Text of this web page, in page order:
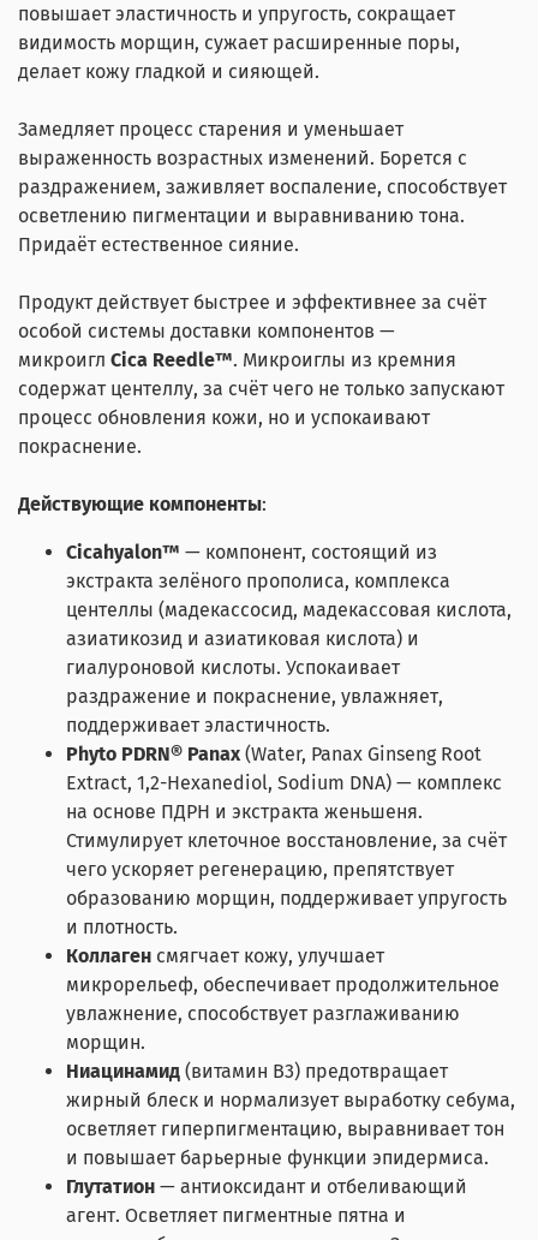
повышает эластичность и упругость, сокращает
видимость морщин, сужает расширенные поры,
делает кожу гладкой и сияющей.
Замедляет процесс старения и уменьшает
выраженность возрастных изменений. Борется с
раздражением, заживляет воспаление, способствует
осветлению пигментации и выравниванию тона.
Придаёт естественное сияние.
Продукт действует быстрее и эффективнее за счёт
особой системы доставки компонентов —
микроигл Cica Reedle™. Микроиглы из кремния
содержат центеллу, за счёт чего не только запускают
процесс обновления кожи, но и успокаивают
покраснение.
Действующие компоненты:
Cicahyalon™ — компонент, состоящий из
экстракта зелёного прополиса, комплекса
центеллы (мадекассосид, мадекассовая кислота,
азиатикозид и азиатиковая кислота) и
гиалуроновой кислоты. Успокаивает
раздражение и покраснение, увлажняет,
поддерживает эластичность.
Phyto PDRN® Panax (Water, Panax Ginseng Root
Extract, 1,2-Hexanediol, Sodium DNA) — комплекс
на основе ПДРН и экстракта женьшеня.
Стимулирует клеточное восстановление, за счёт
чего ускоряет регенерацию, препятствует
образованию морщин, поддерживает упругость
и плотность.
Коллаген смягчает кожу, улучшает
микрорельеф, обеспечивает продолжительное
увлажнение, способствует разглаживанию
морщин.
Ниацинамид (витамин B3) предотвращает
жирный блеск и нормализует выработку себума,
осветляет гиперпигментацию, выравнивает тон
и повышает барьерные функции эпидермиса.
Глутатион — антиоксидант и отбеливающий
агент. Осветляет пигментные пятна и